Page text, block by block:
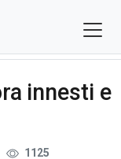
innesti e
1125